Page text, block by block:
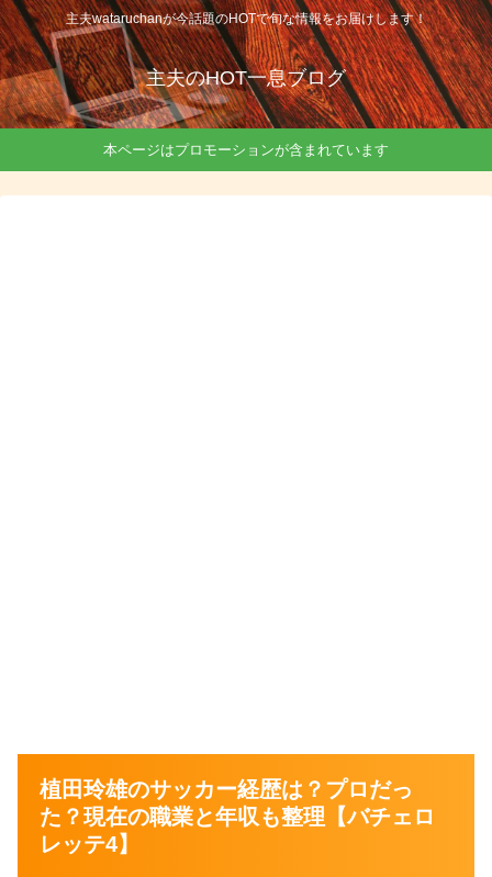
主夫wataruchanが今話題のHOTで旬な情報をお届けします！
主夫のHOT一息ブログ
本ページはプロモーションが含まれています
植田玲雄のサッカー経歴は？プロだっ
た？現在の職業と年収も整理【バチェロ
レッテ4】